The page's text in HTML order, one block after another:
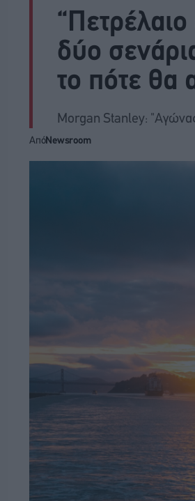
δύο
το πότε θα
Morgan Stanley: "Αγώνας
ΑπόNewsroom